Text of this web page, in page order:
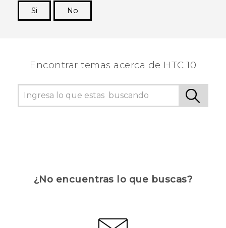
Si
No
Encontrar temas acerca de HTC 10
¿No encuentras lo que buscas?